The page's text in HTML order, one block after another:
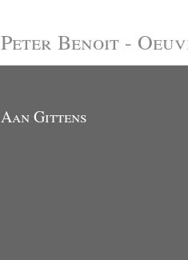
Peter Benoit -
Aan Gittens